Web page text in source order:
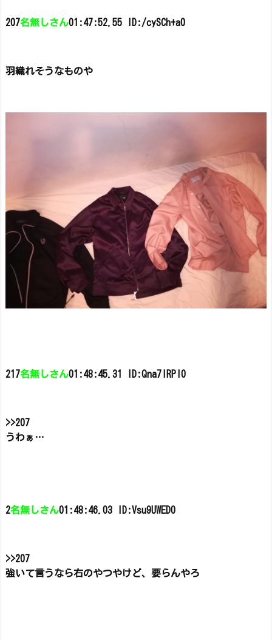
207名無しさん01:47:52.55 ID:/cySCh+a0
羽織れそうなものや
217名無しさん01:48:45.31 ID:Qna7IRPl0
>>207
うわぁ…
2名無しさん01:48:46.03 ID:Vsu9UWED0
>>207
強いて言うなら右のやつやけど、要らんやろ